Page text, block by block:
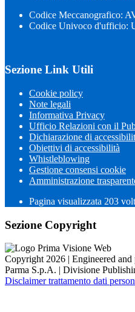
Codice Meccanografico:
Codice Univoco d'ufficio:
Sezione Link Utili
Cookie policy
Note legali
Informativa Privacy
Ufficio Relazioni con il
Dichiarazione di
Obiettivi di accessibilità
Whistleblowing
Gestione consensi cookie
Amministrazione
Pagina visualizzata 203
Sezione Copyright
Copyright 2026 | Engineered
Parma S.p.A. | Divisione
Disclaimer trattamento dati